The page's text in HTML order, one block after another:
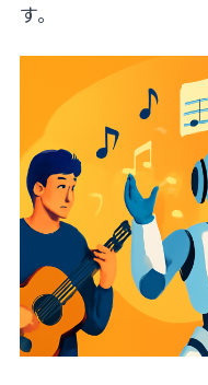
す。